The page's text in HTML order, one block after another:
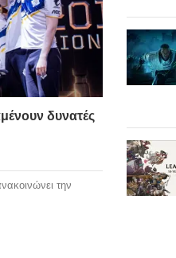
δυνατές
την